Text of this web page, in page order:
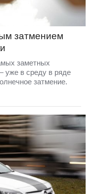
затмением
заметных
уже в среду в ряде
затмение.